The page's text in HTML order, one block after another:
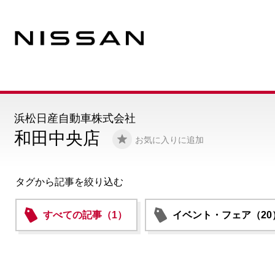
和田中央店 お気に入りに追加
浜松日産自動車株式会社
タグから記事を絞り込む
すべての記事（1） イベント・フェア（20